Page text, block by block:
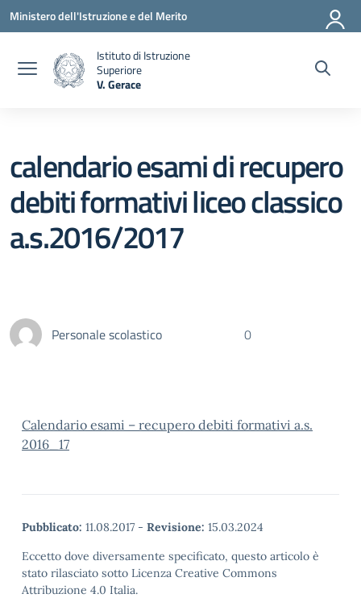
Vai ai contenuti
Vai al menu di navigazione
Vai al footer
Ministero dell'Istruzione e del Merito
Istituto di Istruzione
Superiore
V. Gerace
calendario esami di recupero
debiti formativi liceo classico
a.s.2016/2017
Personale scolastico 0
Calendario esami – recupero debiti formativi a.s.
2016_17
Pubblicato: 11.08.2017 - Revisione: 15.03.2024
Eccetto dove diversamente specificato, questo articolo è
stato rilasciato sotto Licenza Creative Commons
Attribuzione 4.0 Italia.